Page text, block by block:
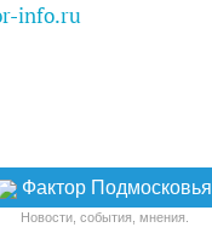
info.ru
Фактор Подмосковья
Новости, события, мнения.